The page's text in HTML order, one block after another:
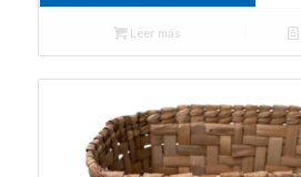
Leer más